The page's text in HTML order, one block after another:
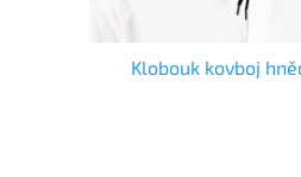
Klobouk kovboj